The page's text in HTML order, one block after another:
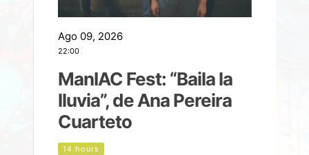
Ago 09, 2026
22:00
ManIAC Fest: “Baila la
lluvia”, de Ana Pereira
Cuarteto
14 hours